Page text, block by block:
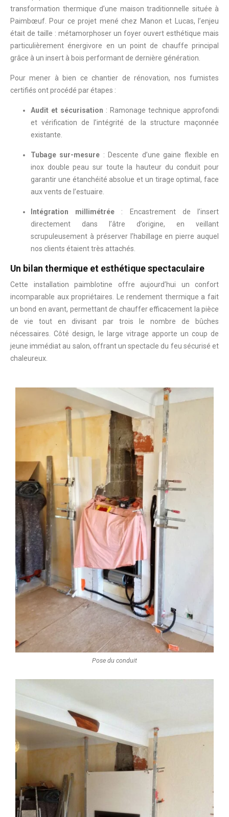
transformation thermique d’une maison traditionnelle située à
Paimbœuf. Pour ce projet mené chez Manon et Lucas, l’enjeu
était de taille : métamorphoser un foyer ouvert esthétique mais
particulièrement énergivore en un point de chauffe principal
grâce à un insert à bois performant de dernière génération.
Pour mener à bien ce chantier de rénovation, nos fumistes
certifiés ont procédé par étapes :
Audit et sécurisation : Ramonage technique approfondi
et vérification de l’intégrité de la structure maçonnée
existante.
Tubage sur-mesure : Descente d’une gaine flexible en
inox double peau sur toute la hauteur du conduit pour
garantir une étanchéité absolue et un tirage optimal, face
aux vents de l’estuaire.
Intégration millimétrée : Encastrement de l’insert
directement dans l’âtre d’origine, en veillant
scrupuleusement à préserver l’habillage en pierre auquel
nos clients étaient très attachés.
Un bilan thermique et esthétique spectaculaire
Cette installation paimblotine offre aujourd’hui un confort
incomparable aux propriétaires. Le rendement thermique a fait
un bond en avant, permettant de chauffer efficacement la pièce
de vie tout en divisant par trois le nombre de bûches
nécessaires. Côté design, le large vitrage apporte un coup de
jeune immédiat au salon, offrant un spectacle du feu sécurisé et
chaleureux.
Pose du conduit